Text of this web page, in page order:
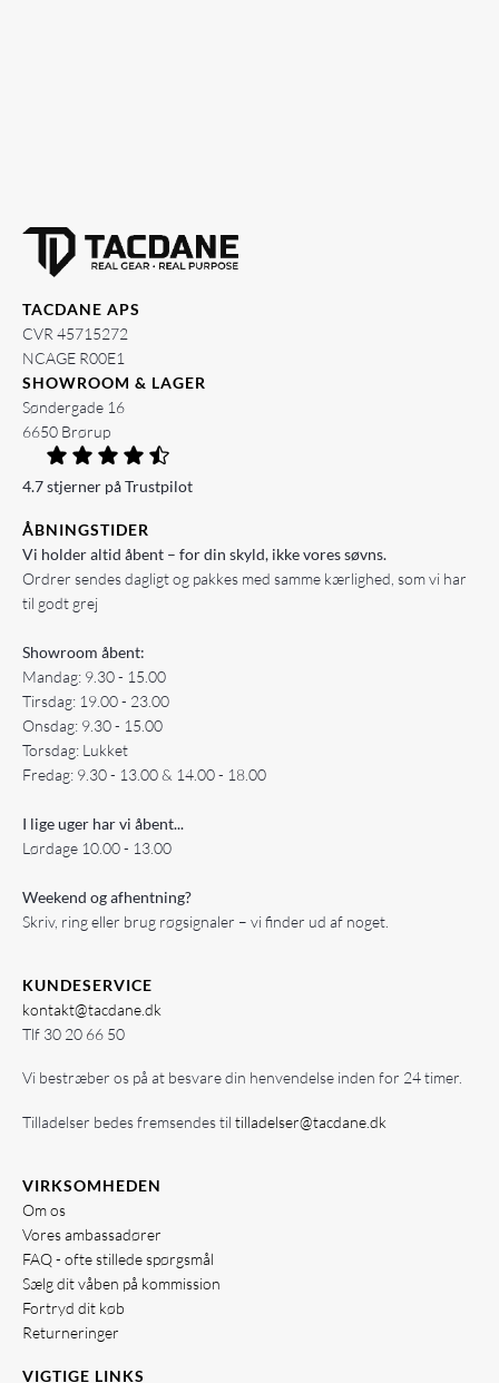
TACDANE APS
CVR 45715272
NCAGE R00E1
SHOWROOM & LAGER
Søndergade 16
6650 Brørup
4.7 stjerner på Trustpilot
ÅBNINGSTIDER
Vi holder altid åbent – for din skyld, ikke vores søvns.
Ordrer sendes dagligt og pakkes med samme kærlighed, som vi har
til godt grej
Showroom åbent:
Mandag: 9.30 - 15.00
Tirsdag: 19.00 - 23.00
Onsdag: 9.30 - 15.00
Torsdag: Lukket
Fredag: 9.30 - 13.00 & 14.00 - 18.00
I lige uger har vi åbent...
Lørdage 10.00 - 13.00
Weekend og afhentning?
Skriv, ring eller brug røgsignaler – vi finder ud af noget.
KUNDESERVICE
kontakt@tacdane.dk
Tlf 30 20 66 50
Vi bestræber os på at besvare din henvendelse inden for 24 timer.
Tilladelser bedes fremsendes til tilladelser@tacdane.dk
VIRKSOMHEDEN
Om os
Vores ambassadører
FAQ - ofte stillede spørgsmål
Sælg dit våben på kommission
Fortryd dit køb
Returneringer
VIGTIGE LINKS